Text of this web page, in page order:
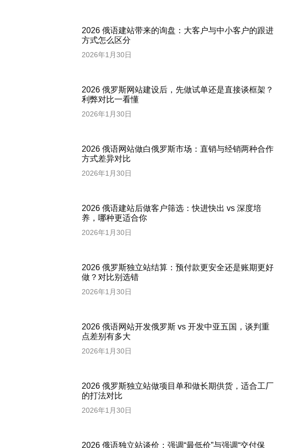
2026 俄语建站带来的询盘：大客户与中小客户的跟进
方式怎么区分
2026年1月30日
2026 俄罗斯网站建设后，先做试单还是直接谈框架？
利弊对比一看懂
2026年1月30日
2026 俄语网站做白俄罗斯市场：直销与经销两种合作
方式差异对比
2026年1月30日
2026 俄语建站后做客户筛选：快进快出 vs 深度培
养，哪种更适合你
2026年1月30日
2026 俄罗斯独立站结算：预付款更安全还是账期更好
做？对比别选错
2026年1月30日
2026 俄语网站开发俄罗斯 vs 开发中亚五国，谈判重
点差别有多大
2026年1月30日
2026 俄罗斯独立站做项目单和做长期供货，适合工厂
的打法对比
2026年1月30日
2026 俄语独立站谈价：强调“最低价”与强调“交付保